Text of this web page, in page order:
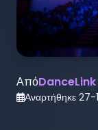
ΑπόDanceLink
Αναρτήθηκε 27-